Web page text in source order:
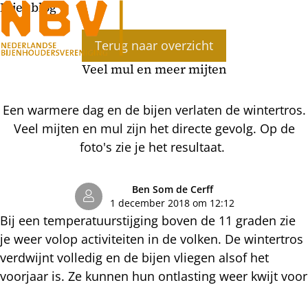
Bijenblog
Terug naar overzicht
Veel mul en meer mijten
Een warmere dag en de bijen verlaten de wintertros.
Veel mijten en mul zijn het directe gevolg. Op de
foto's zie je het resultaat.
Ben Som de Cerff
1 december 2018 om 12:12
Bij een temperatuurstijging boven de 11 graden zie
je weer volop activiteiten in de volken. De wintertros
verdwijnt volledig en de bijen vliegen alsof het
voorjaar is. Ze kunnen hun ontlasting weer kwijt voor